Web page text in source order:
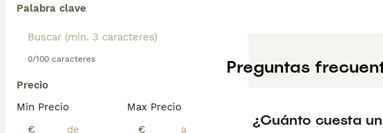
Palabra clave
0/100 caracteres
Precio
Min Precio
€
Max Precio
€
Preguntas
¿Cuánto cuesta